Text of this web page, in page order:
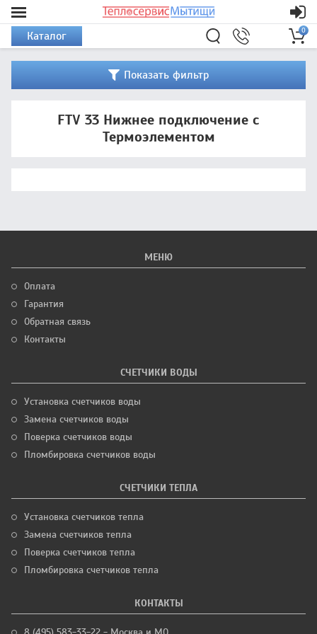
Каталог 0
Показать фильтр
FTV 33 Нижнее подключение с
Термоэлементом
МЕНЮ
Оплата
Гарантия
Обратная связь
Контакты
СЧЕТЧИКИ ВОДЫ
Установка счетчиков воды
Замена счетчиков воды
Поверка счетчиков воды
Пломбировка счетчиков воды
СЧЕТЧИКИ ТЕПЛА
Установка счетчиков тепла
Замена счетчиков тепла
Поверка счетчиков тепла
Пломбировка счетчиков тепла
КОНТАКТЫ